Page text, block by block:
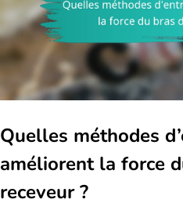
Quelles méthodes
améliorent la force
receveur ?